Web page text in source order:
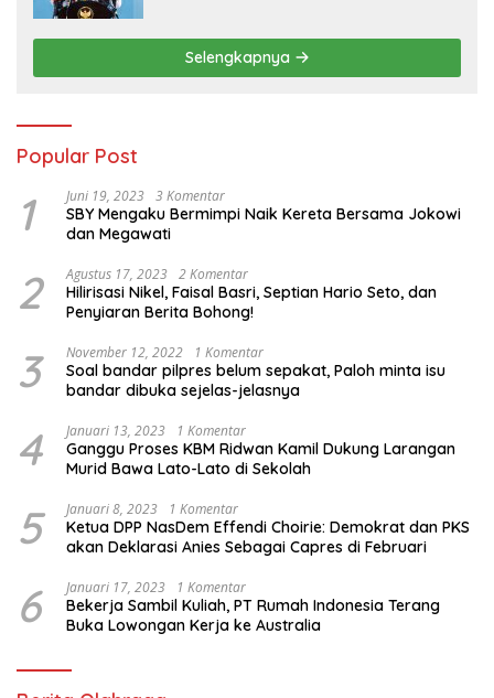
Selengkapnya
Popular Post
1 Juni 19, 2023 3 Komentar
SBY Mengaku Bermimpi Naik Kereta Bersama Jokowi
dan Megawati
2 Agustus 17, 2023 2 Komentar
Hilirisasi Nikel, Faisal Basri, Septian Hario Seto, dan
Penyiaran Berita Bohong!
3 November 12, 2022 1 Komentar
Soal bandar pilpres belum sepakat, Paloh minta isu
bandar dibuka sejelas-jelasnya
4 Januari 13, 2023 1 Komentar
Ganggu Proses KBM Ridwan Kamil Dukung Larangan
Murid Bawa Lato-Lato di Sekolah
5 Januari 8, 2023 1 Komentar
Ketua DPP NasDem Effendi Choirie: Demokrat dan PKS
akan Deklarasi Anies Sebagai Capres di Februari
6 Januari 17, 2023 1 Komentar
Bekerja Sambil Kuliah, PT Rumah Indonesia Terang
Buka Lowongan Kerja ke Australia